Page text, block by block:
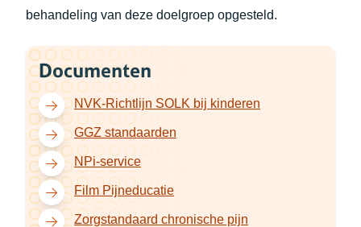
behandeling van deze doelgroep opgesteld.
Documenten
NVK-Richtlijn SOLK bij kinderen
GGZ standaarden
NPi-service(opent in nieuw tabblad)
Film Pijneducatie(opent in nieuw tabblad)
Zorgstandaard chronische pijn